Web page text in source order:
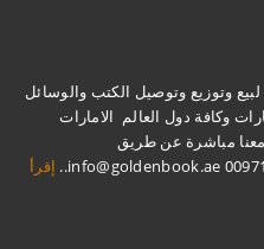
وتوزيع وتوصيل الكتب والوسائل
وكافة دول العالم الامارات
معنا مباشرة عن طريق
info@goldenbook.ae
إقرأ